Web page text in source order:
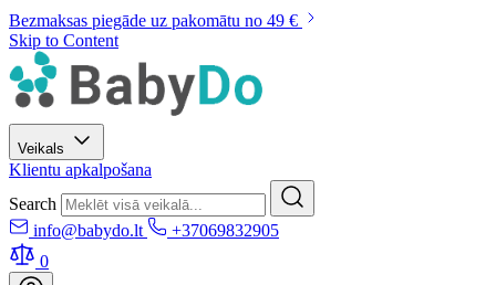
Bezmaksas piegāde uz pakomātu no 49 €
Skip to Content
Veikals
Klientu apkalpošana
Search
info@babydo.lt
+37069832905
0